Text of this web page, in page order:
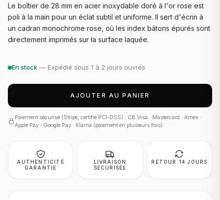
Le boîtier de 28 mm en acier inoxydable doré à l'or rose est
poli à la main pour un éclat subtil et uniforme. Il sert d'écrin à
un cadran monochrome rose, où les index bâtons épurés sont
directement imprimés sur la surface laquée.
En stock — Expédié sous 1 à 2 jours ouvrés
AJOUTER AU PANIER
Paiement sécurisé (Stripe, certifié PCI-DSS) : CB Visa · Mastercard · Amex ·
Apple Pay · Google Pay · Klarna (paiement en plusieurs fois)
AUTHENTICITÉ
GARANTIE
LIVRAISON
SÉCURISÉE
RETOUR 14 JOURS